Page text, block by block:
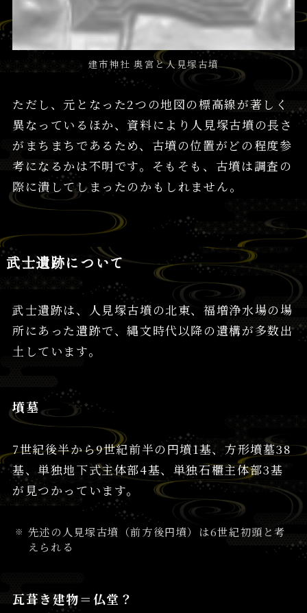
建市神社 奥宮と人見塚古墳
ただし、元となった2つの地図の標高線が著しく
異なっているほか、資料により人見塚古墳の長さ
がまちまちであるため、古墳の位置がどの程度参
考になるかは不明です。そもそも、古墳は調査の
際に潰してしまったのかもしれません。
武士遺跡について
武士遺跡は、人見塚古墳の北東、福増浄水場の場
所にあった遺跡で、縄文時代以降の遺構が多数出
土しています。
墳墓
7世紀後半から9世紀前半の円墳1基、方形墳墓38
基、単独地下式主体部4基、単独石櫃主体部3基
が見つかっています。
先述の人見塚古墳（前方後円墳）は6世紀初頭と考
えられる
瓦葺き建物＝仏堂？